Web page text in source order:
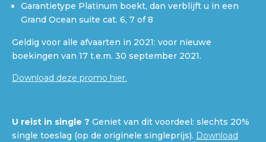
Garantietype Platinum boekt, dan verblijft u in een
Grand Ocean suite cat. 6, 7 of 8
Geldig voor alle afvaarten in 2021: voor nieuwe
boekingen van 17 t.e.m. 30 september 2021.
Download deze promo hier.
U reist in single ? Geniet van dit voordeel: slechts 20%
single toeslag (op de originele singleprijs). Download